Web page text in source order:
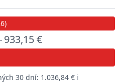
933,15 €
30 dní: 1.036,84 € ℹ️